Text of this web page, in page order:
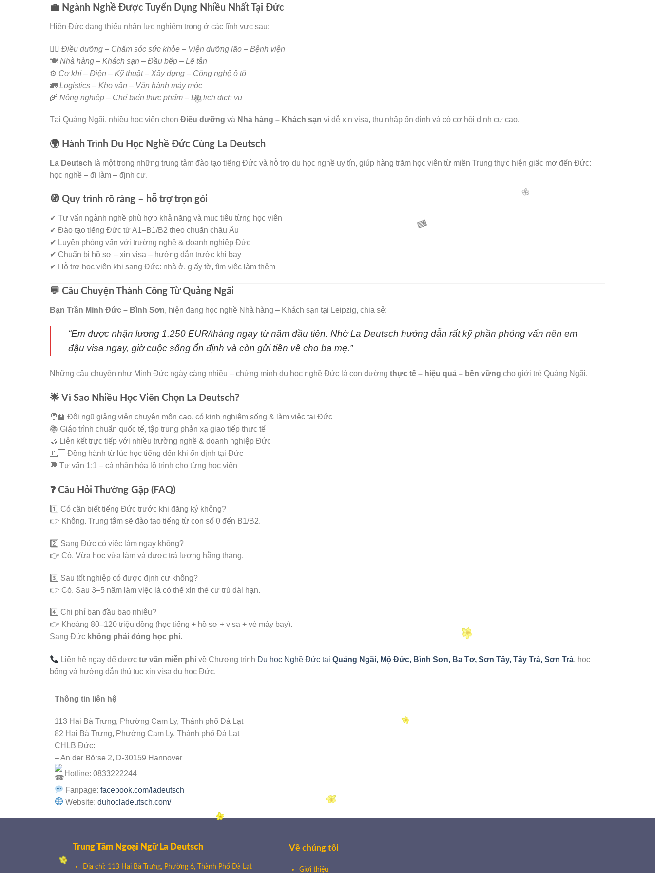
🧧
💼 Ngành Nghề Được Tuyển Dụng Nhiều Nhất Tại Đức
Hiện Đức đang thiếu nhân lực nghiêm trọng ở các lĩnh vực sau:
👩‍⚕️ Điều dưỡng – Chăm sóc sức khỏe – Viện dưỡng lão – Bệnh viện
🍽️ Nhà hàng – Khách sạn – Đầu bếp – Lễ tân
⚙️ Cơ khí – Điện – Kỹ thuật – Xây dựng – Công nghệ ô tô
🚛 Logistics – Kho vận – Vận hành máy móc
🌾 Nông nghiệp – Chế biến thực phẩm – Du lịch dịch vụ
Tại Quảng Ngãi, nhiều học viên chọn Điều dưỡng và Nhà hàng – Khách sạn vì dễ xin visa, thu nhập ổn định và có cơ hội định cư cao.
🌍 Hành Trình Du Học Nghề Đức Cùng La Deutsch
La Deutsch là một trong những trung tâm đào tạo tiếng Đức và hỗ trợ du học nghề uy tín, giúp hàng trăm học viên từ miền Trung thực hiện giấc mơ đến Đức:
học nghề – đi làm – định cư.
🧭 Quy trình rõ ràng – hỗ trợ trọn gói
✔ Tư vấn ngành nghề phù hợp khả năng và mục tiêu từng học viên
✔ Đào tạo tiếng Đức từ A1–B1/B2 theo chuẩn châu Âu
✔ Luyện phỏng vấn với trường nghề & doanh nghiệp Đức
✔ Chuẩn bị hồ sơ – xin visa – hướng dẫn trước khi bay
✔ Hỗ trợ học viên khi sang Đức: nhà ở, giấy tờ, tìm việc làm thêm
💬 Câu Chuyện Thành Công Từ Quảng Ngãi
Bạn Trần Minh Đức – Bình Sơn, hiện đang học nghề Nhà hàng – Khách sạn tại Leipzig, chia sẻ:
“Em được nhận lương 1.250 EUR/tháng ngay từ năm đầu tiên. Nhờ La Deutsch hướng dẫn rất kỹ phần phỏng vấn nên em
đậu visa ngay, giờ cuộc sống ổn định và còn gửi tiền về cho ba mẹ.”
Những câu chuyện như Minh Đức ngày càng nhiều – chứng minh du học nghề Đức là con đường thực tế – hiệu quả – bền vững cho giới trẻ Quảng Ngãi.
🌟 Vì Sao Nhiều Học Viên Chọn La Deutsch?
🧑‍🏫 Đội ngũ giảng viên chuyên môn cao, có kinh nghiệm sống & làm việc tại Đức
📚 Giáo trình chuẩn quốc tế, tập trung phản xạ giao tiếp thực tế
🤝 Liên kết trực tiếp với nhiều trường nghề & doanh nghiệp Đức
🇩🇪 Đồng hành từ lúc học tiếng đến khi ổn định tại Đức
💬 Tư vấn 1:1 – cá nhân hóa lộ trình cho từng học viên
❓ Câu Hỏi Thường Gặp (FAQ)
1️⃣ Có cần biết tiếng Đức trước khi đăng ký không?
👉 Không. Trung tâm sẽ đào tạo tiếng từ con số 0 đến B1/B2.
2️⃣ Sang Đức có việc làm ngay không?
👉 Có. Vừa học vừa làm và được trả lương hằng tháng.
3️⃣ Sau tốt nghiệp có được định cư không?
👉 Có. Sau 3–5 năm làm việc là có thể xin thẻ cư trú dài hạn.
4️⃣ Chi phí ban đầu bao nhiêu?
👉 Khoảng 80–120 triệu đồng (học tiếng + hồ sơ + visa + vé máy bay).
Sang Đức không phải đóng học phí.
Liên hệ ngay để đượctư vấn miễn phí về Chương trình Du học Nghề Đức tạiQuảng Ngãi, Mộ Đức, Bình Sơn, Ba Tơ, Sơn Tây, Tây Trà, Sơn Trà, học
bổng và hướng dẫn thủ tục xin visa du học Đức.
Thông tin liên hệ
113 Hai Bà Trưng, Phường Cam Ly, Thành phố Đà Lạt
82 Hai Bà Trưng, Phường Cam Ly, Thành phố Đà Lạt
CHLB Đức:
– An der Börse 2, D-30159 Hannover
Hotline: 0833222244
Fanpage:facebook.com/ladeutsch
Website:duhocladeutsch.com/
Trung Tâm Ngoại Ngữ La Deutsch
Địa chỉ: 113 Hai Bà Trưng, Phường 6, Thành Phố Đà Lạt
Về chúng tôi
Giới thiệu